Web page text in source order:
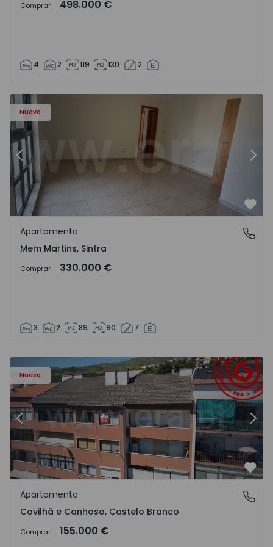
Comprar 498.000 €
4 2 119 130 2
Nuevo
- 15
Apartamento T3 Sintra, Algueirão-Mem Martins -
Anterior
Mem Martins, Sintra
Apartamento
Mem Martins, Sintra
Comprar 330.000 €
3 2 89 90 7
Nuevo
- 18
Apartamento T2 Covilhã, Covilhã e Canhoso - 1497806 -
Anterior
Covilhã e Canhoso, Castelo Branco
Apartamento
Covilhã e Canhoso, Castelo Branco
Comprar 155.000 €